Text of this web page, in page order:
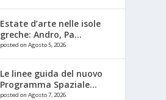
Estate d’arte nelle isole
greche: Andro, Pa...
posted on Agosto 5, 2026
Le linee guida del nuovo
Programma Spaziale...
posted on Agosto 7, 2026